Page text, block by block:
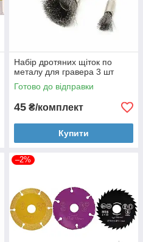
Набір дротяних щіток по
металу для гравера 3 шт
Готово до відправки
45 ₴/комплект
Купити
–2%